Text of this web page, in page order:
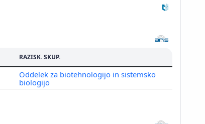
RAZISK. SKUP.
Oddelek za biotehnologijo in sistemsko
biologijo